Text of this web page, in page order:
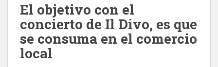
El objetivo con el
concierto de Il Divo, es que
se consuma en el comercio
local